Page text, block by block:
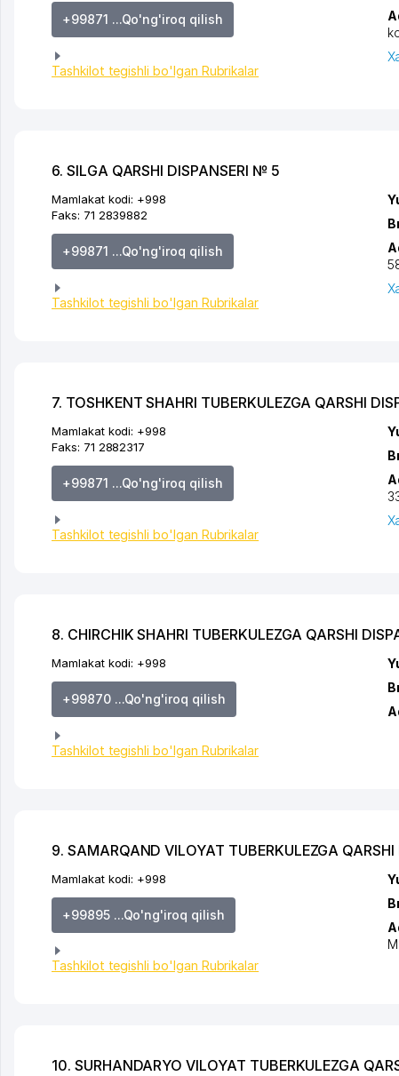
+99871 ...Qo'ng'iroq qilish
Tashkilot tegishli bo'lgan Rubrikalar
6. SILGA QARSHI DISPANSERI № 5
Mamlakat kodi: +998
Faks: 71 2839882
+99871 ...Qo'ng'iroq qilish
Tashkilot tegishli bo'lgan Rubrikalar
7. TOSHKENT SHAHRI TUBERKULEZGA QARSHI
Mamlakat kodi: +998
Faks: 71 2882317
+99871 ...Qo'ng'iroq qilish
Tashkilot tegishli bo'lgan Rubrikalar
8. CHIRCHIK SHAHRI TUBERKULEZGA QARSHI
Mamlakat kodi: +998
+99870 ...Qo'ng'iroq qilish
Tashkilot tegishli bo'lgan Rubrikalar
9. SAMARQAND VILOYAT TUBERKULEZGA QARSHI
Mamlakat kodi: +998
+99895 ...Qo'ng'iroq qilish
Tashkilot tegishli bo'lgan Rubrikalar
10. SURHANDARYO VILOYAT TUBERKULEZGA